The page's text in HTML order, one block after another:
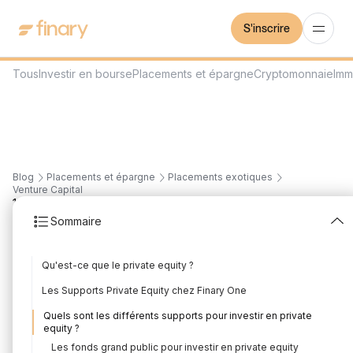
S'inscrire
TousInvestir en boursePlacements et épargneCryptomonnaie
Blog Placements et épargne
Placements exotiques
Venture Capital
Sommaire
Qu'est-ce que le private equity ?
Les Supports Private Equity chez Finary One
Quels sont les différents supports pour investir en private
equity ?
Les fonds grand public pour investir en private equity
18
: Le guide complet pour
investir
Rédigé par